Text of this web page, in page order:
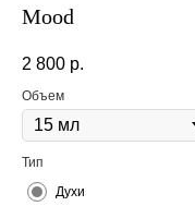
Mood
2 800 р.
Объем
Тип
Духи